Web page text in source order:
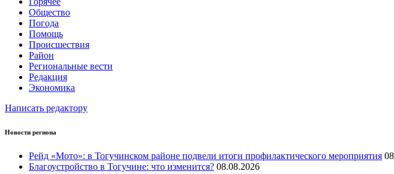
Общество
Погода
Помощь
Происшествия
Район
Региональные вести
Редакция
Экономика
Написать редактору
Новости региона
Рейд «Мото»: в Тогучинском районе подвели итоги профилактического мероприятия
Благоустройство в Тогучине: что изменится? 08.08.2026